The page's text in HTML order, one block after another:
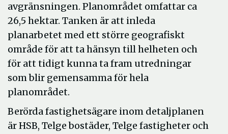
avgränsningen. Planområdet omfattar ca
26,5 hektar. Tanken är att inleda
planarbetet med ett större geografiskt
område för att ta hänsyn till helheten och
för att tidigt kunna ta fram utredningar
som blir gemensamma för hela
planområdet.
Berörda fastighetsägare inom detaljplanen
är HSB, Telge bostäder, Telge fastigheter och